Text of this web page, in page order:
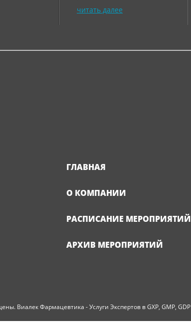
читать далее
ГЛАВНАЯ
О КОМПАНИИ
РАСПИСАНИЕ МЕРОПРИЯТИЙ
АРХИВ МЕРОПРИЯТИЙ
Виалек Фармацевтика - Услуги Экспертов в GXP, GMP, GDP